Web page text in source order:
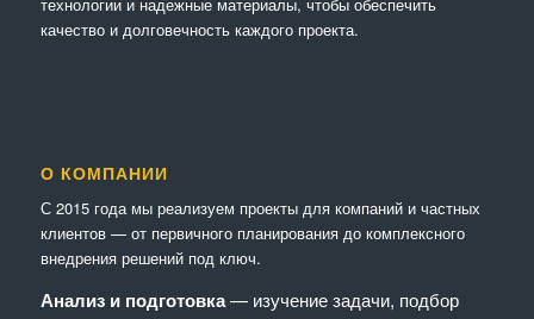
качество и долговечность каждого проекта.
О КОМПАНИИ
С 2015 года мы реализуем проекты для компаний и частных
клиентов — от первичного планирования до комплексного
внедрения решений под ключ.
Анализ и подготовка— изучение задачи, подбор